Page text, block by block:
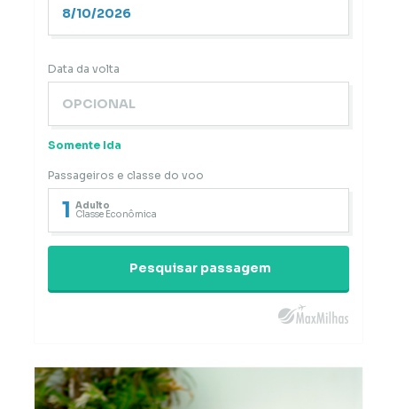
Data da volta
Somente Ida
Passageiros e classe do voo
1 Adulto
Classe Econômica
Pesquisar passagem